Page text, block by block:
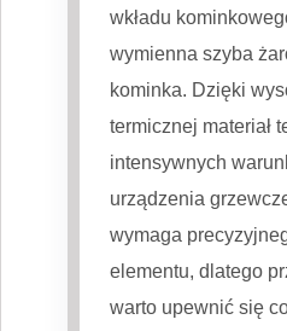
wkładu
wymienna szyba
kominka. Dzięki
termicznej materiał
intensywnych
urządzenia
wymaga
elementu, dlatego
warto upewnić się